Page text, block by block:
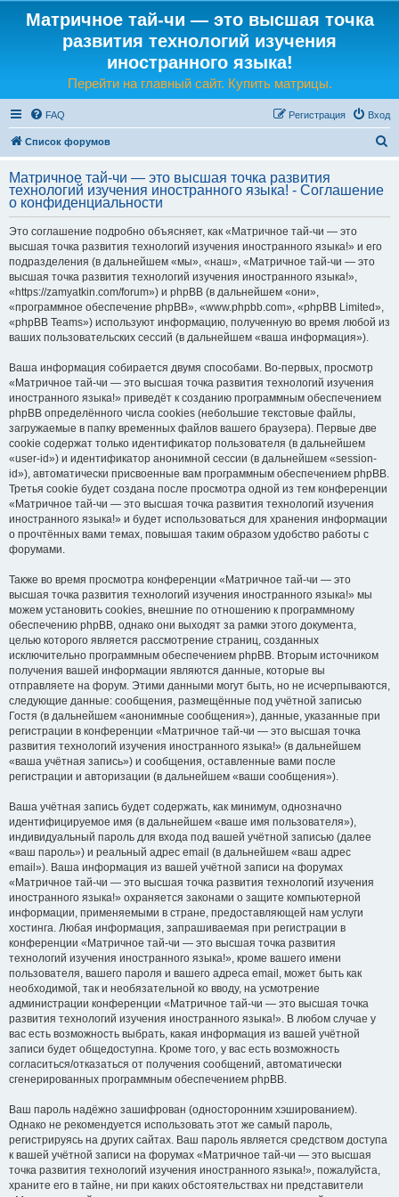
Матричное тай-чи — это высшая точка
развития технологий изучения
иностранного языка!
Перейти на главный сайт. Купить матрицы.
FAQ Вход
Регистрация
Список форумов
Матричное тай-чи — это высшая точка развития
технологий изучения иностранного языка! - Соглашение
о конфиденциальности
Это соглашение подробно объясняет, как «Матричное тай-чи — это
высшая точка развития технологий изучения иностранного языка!» и его
подразделения (в дальнейшем «мы», «наш», «Матричное тай-чи — это
высшая точка развития технологий изучения иностранного языка!»,
«https://zamyatkin.com/forum») и phpBB (в дальнейшем «они»,
«программное обеспечение phpBB», «www.phpbb.com», «phpBB Limited»,
«phpBB Teams») используют информацию, полученную во время любой из
ваших пользовательских сессий (в дальнейшем «ваша информация»).
Ваша информация собирается двумя способами. Во-первых, просмотр
«Матричное тай-чи — это высшая точка развития технологий изучения
иностранного языка!» приведёт к созданию программным обеспечением
phpBB определённого числа cookies (небольшие текстовые файлы,
загружаемые в папку временных файлов вашего браузера). Первые две
cookie содержат только идентификатор пользователя (в дальнейшем
«user-id») и идентификатор анонимной сессии (в дальнейшем «session-
id»), автоматически присвоенные вам программным обеспечением phpBB.
Третья cookie будет создана после просмотра одной из тем конференции
«Матричное тай-чи — это высшая точка развития технологий изучения
иностранного языка!» и будет использоваться для хранения информации
о прочтённых вами темах, повышая таким образом удобство работы с
форумами.
Также во время просмотра конференции «Матричное тай-чи — это
высшая точка развития технологий изучения иностранного языка!» мы
можем установить cookies, внешние по отношению к программному
обеспечению phpBB, однако они выходят за рамки этого документа,
целью которого является рассмотрение страниц, созданных
исключительно программным обеспечением phpBB. Вторым источником
получения вашей информации являются данные, которые вы
отправляете на форум. Этими данными могут быть, но не исчерпываются,
следующие данные: сообщения, размещённые под учётной записью
Гостя (в дальнейшем «анонимные сообщения»), данные, указанные при
регистрации в конференции «Матричное тай-чи — это высшая точка
развития технологий изучения иностранного языка!» (в дальнейшем
«ваша учётная запись») и сообщения, оставленные вами после
регистрации и авторизации (в дальнейшем «ваши сообщения»).
Ваша учётная запись будет содержать, как минимум, однозначно
идентифицируемое имя (в дальнейшем «ваше имя пользователя»),
индивидуальный пароль для входа под вашей учётной записью (далее
«ваш пароль») и реальный адрес email (в дальнейшем «ваш адрес
email»). Ваша информация из вашей учётной записи на форумах
«Матричное тай-чи — это высшая точка развития технологий изучения
иностранного языка!» охраняется законами о защите компьютерной
информации, применяемыми в стране, предоставляющей нам услуги
хостинга. Любая информация, запрашиваемая при регистрации в
конференции «Матричное тай-чи — это высшая точка развития
технологий изучения иностранного языка!», кроме вашего имени
пользователя, вашего пароля и вашего адреса email, может быть как
необходимой, так и необязательной ко вводу, на усмотрение
администрации конференции «Матричное тай-чи — это высшая точка
развития технологий изучения иностранного языка!». В любом случае у
вас есть возможность выбрать, какая информация из вашей учётной
записи будет общедоступна. Кроме того, у вас есть возможность
согласиться/отказаться от получения сообщений, автоматически
сгенерированных программным обеспечением phpBB.
Ваш пароль надёжно зашифрован (односторонним хэшированием).
Однако не рекомендуется использовать этот же самый пароль,
регистрируясь на других сайтах. Ваш пароль является средством доступа
к вашей учётной записи на форумах «Матричное тай-чи — это высшая
точка развития технологий изучения иностранного языка!», пожалуйста,
храните его в тайне, ни при каких обстоятельствах ни представители